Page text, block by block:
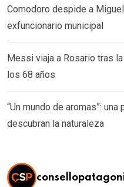
Comodoro despide a
exfuncionario municipal
Messi viaja a Rosario tras
los 68 años
“Un mundo de aromas”:
descubran la naturaleza